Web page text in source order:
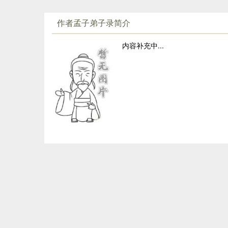
归服。“斯天下之民至焉”回答了开篇梁惠王提出的“民不
（4）尽心焉耳矣：真是费尽心力了。尽心，费尽心思
（5）河内：今河南境内黄河以北的地方。
（6）凶：谷物收成不好，荒年。
（7）于：到。
（8）河东：黄河以东的地方，在今山西西南部。黄
东。
（9）粟：谷子，脱壳后为小米，也泛指谷类。
（10）亦然：也是这样。
作者孟子弟子录简介
内容补充中...